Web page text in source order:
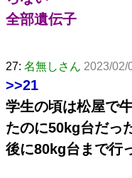
全部遺伝子
27: 名無しさん 2023/02/
>>21
学生の頃は松屋で
たのに50kg台だっ
後に80kg台まで行